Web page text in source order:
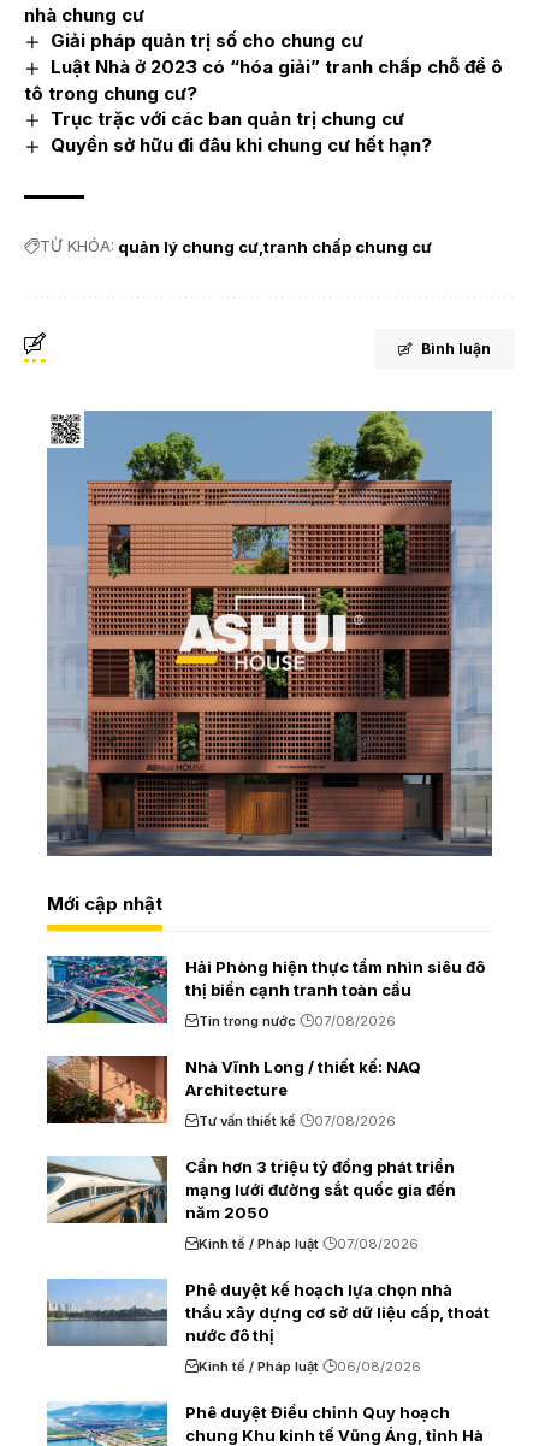
nhà chung cư
Giải pháp quản trị số cho chung cư
Luật Nhà ở 2023 có “hóa giải” tranh chấp chỗ để ô
tô trong chung cư?
Trục trặc với các ban quản trị chung cư
Quyền sở hữu đi đâu khi chung cư hết hạn?
TỪ KHÓA: quản lý chung cư tranh chấp chung cư
Bình luận
Mới cập nhật
Hải Phòng hiện thực tầm nhìn siêu đô
thị biển cạnh tranh toàn cầu
Tin trong nước 07/08/2026
Nhà Vĩnh Long / thiết kế: NAQ
Architecture
Tư vấn thiết kế 07/08/2026
Cần hơn 3 triệu tỷ đồng phát triển
mạng lưới đường sắt quốc gia đến
năm 2050
Kinh tế / Pháp luật 07/08/2026
Phê duyệt kế hoạch lựa chọn nhà
thầu xây dựng cơ sở dữ liệu cấp, thoát
nước đô thị
Kinh tế / Pháp luật 06/08/2026
Phê duyệt Điều chỉnh Quy hoạch
chung Khu kinh tế Vũng Áng, tỉnh Hà